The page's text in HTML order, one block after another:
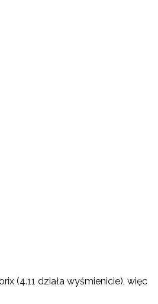
(4.11 działa wyśmienicie), więc